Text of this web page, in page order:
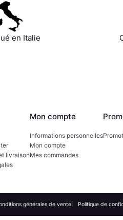
en Italie
livraison
Mon compte
Informations personnelles
Mon compte
Mes commandes
générales de vente Politique de